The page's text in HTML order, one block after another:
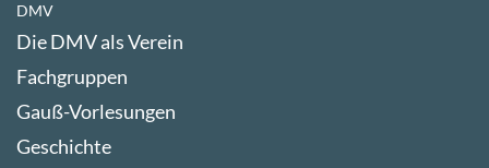
DMV
Die DMV als Verein
Fachgruppen
Gauß-Vorlesungen
Geschichte